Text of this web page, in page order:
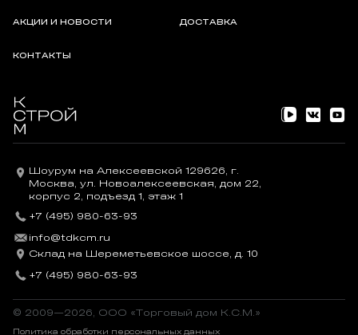
АКЦИИ И НОВОСТИ ДОСТАВКА
КОНТАКТЫ
Шоурум на Алексеевской 129626, г.
Москва, ул. Новоалексеевская, дом 22,
корпус 2, подъезд 1, этаж 1
+7 (495) 980-63-93
info@tdkcm.ru
Склад на Шереметьевское шоссе, д. 10
+7 (495) 980-63-93
© 2009—2026, OOO «Торговый дом К.С.М.»
Политика обработки персональных данных